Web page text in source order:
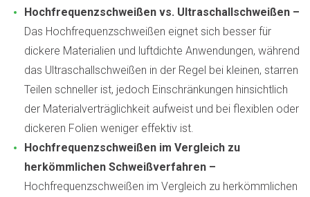
Hochfrequenzschweißen vs. Ultraschallschweißen –
Das Hochfrequenzschweißen eignet sich besser für
dickere Materialien und luftdichte Anwendungen, während
das Ultraschallschweißen in der Regel bei kleinen, starren
Teilen schneller ist, jedoch Einschränkungen hinsichtlich
der Materialverträglichkeit aufweist und bei flexiblen oder
dickeren Folien weniger effektiv ist.
Hochfrequenzschweißen im Vergleich zu
herkömmlichen Schweißverfahren –
Hochfrequenzschweißen im Vergleich zu herkömmlichen